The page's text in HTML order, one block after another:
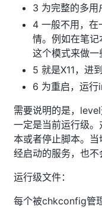
3 为完整的多用
4 一般不用，在
情。例如在笔
这个模式来做一
5 就是X11，进
6 为重启，运行
需要说明的是，
一定是当前运行级
本或者停止脚本。
经启动的服务，也不
运行级文件：
每个被chkconfig管